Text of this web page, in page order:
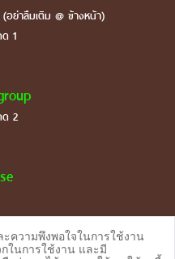
ย่าลืมเติม @ ข้างหน้า)
1
2
ความพึงพอใจในการใช้งาน
ในการใช้งาน และมี